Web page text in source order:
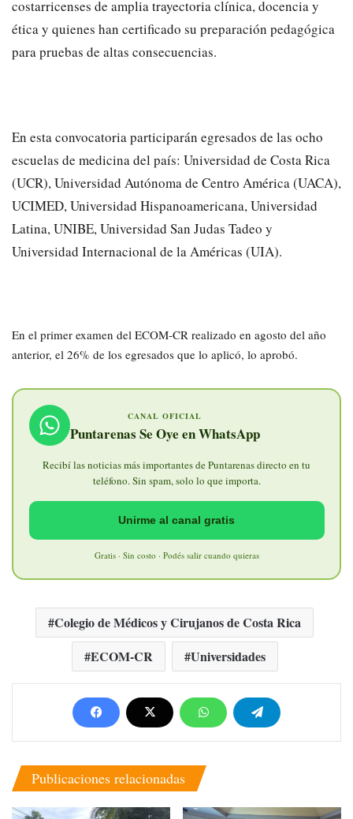
costarricenses de amplia trayectoria clínica, docencia y
ética y quienes han certificado su preparación pedagógica
para pruebas de altas consecuencias.
En esta convocatoria participarán egresados de las ocho
escuelas de medicina del país: Universidad de Costa Rica
(UCR), Universidad Autónoma de Centro América (UACA),
UCIMED, Universidad Hispanoamericana, Universidad
Latina, UNIBE, Universidad San Judas Tadeo y
Universidad Internacional de la Américas (UIA).
En el primer examen del ECOM-CR realizado en agosto del año
anterior, el 26% de los egresados que lo aplicó, lo aprobó.
CANAL OFICIAL
Puntarenas Se Oye en WhatsApp
Recibí las noticias más importantes de Puntarenas directo en tu
teléfono. Sin spam, solo lo que importa.
Unirme al canal gratis
Gratis · Sin costo · Podés salir cuando quieras
Colegio de Médicos y Cirujanos de Costa Rica
ECOM-CR
Universidades
Publicaciones relacionadas